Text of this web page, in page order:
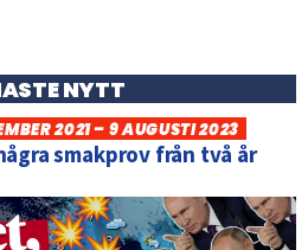
NYTT
2021 – 9 AUGUSTI 2023
smakprov från två år